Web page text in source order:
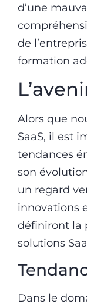
d’une
de
formation
Alors que
SaaS, il est
tendances
son
un regard
innovations
définiront la
solutions
Dans le